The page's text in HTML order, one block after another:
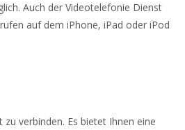
Auch der Videotelefonie Dienst
auf dem iPhone, iPad oder iPod
verbinden. Es bietet Ihnen eine